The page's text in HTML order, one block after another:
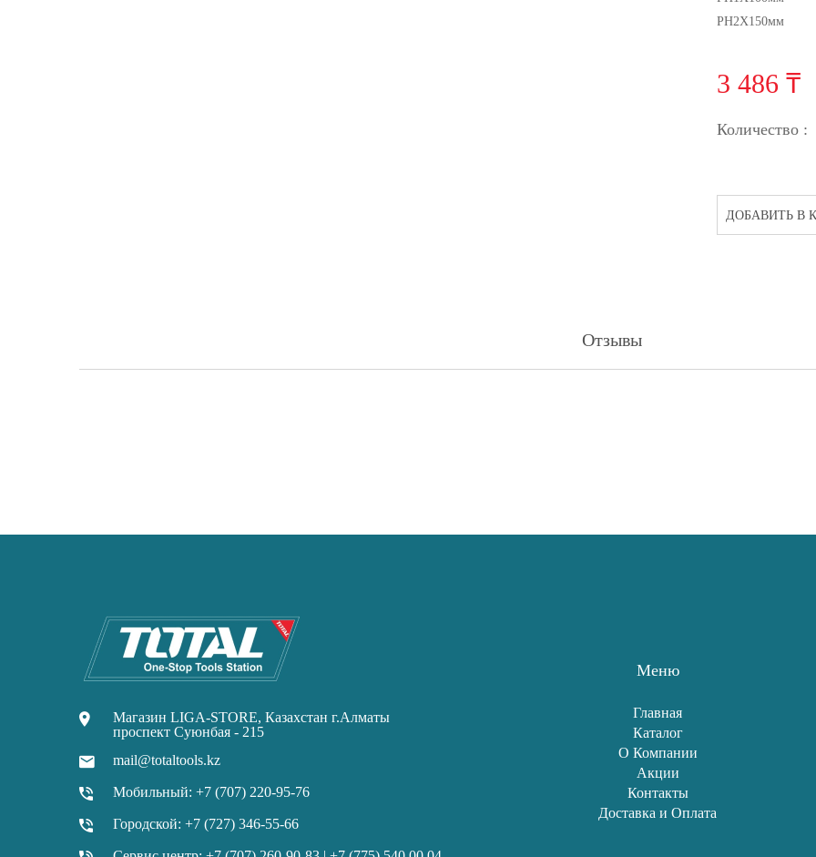
PH2X150мм
3 486 ₸
Количество :
ДОБАВИТЬ В
Отзывы
Магазин LIGA-STORE, Казахстан г.Алматы
проспект Суюнбая - 215
mail@totaltools.kz
Мобильный: +7 (707) 220-95-76
Городской: +7 (727) 346-55-66
Меню
Главная
Каталог
О Компании
Акции
Контакты
Доставка и Оплата